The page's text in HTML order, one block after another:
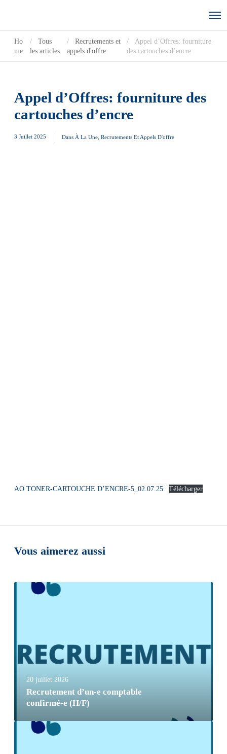
Ho
me
Tous
les articles
Recrutements et
appels d'offre
Appel d’Offres: fourniture
des cartouches d’encre
Appel d’Offres: fourniture des
cartouches d’encre
3 Juillet 2025 Dans À La Une Recrutements Et Appels D'offre
AO TONER-CARTOUCHE D’ENCRE-5_02.07.25 Télécharger
Vous aimerez aussi
20 juillet 2026
Recrutement d’un-e comptable
confirmé-e (H/F)